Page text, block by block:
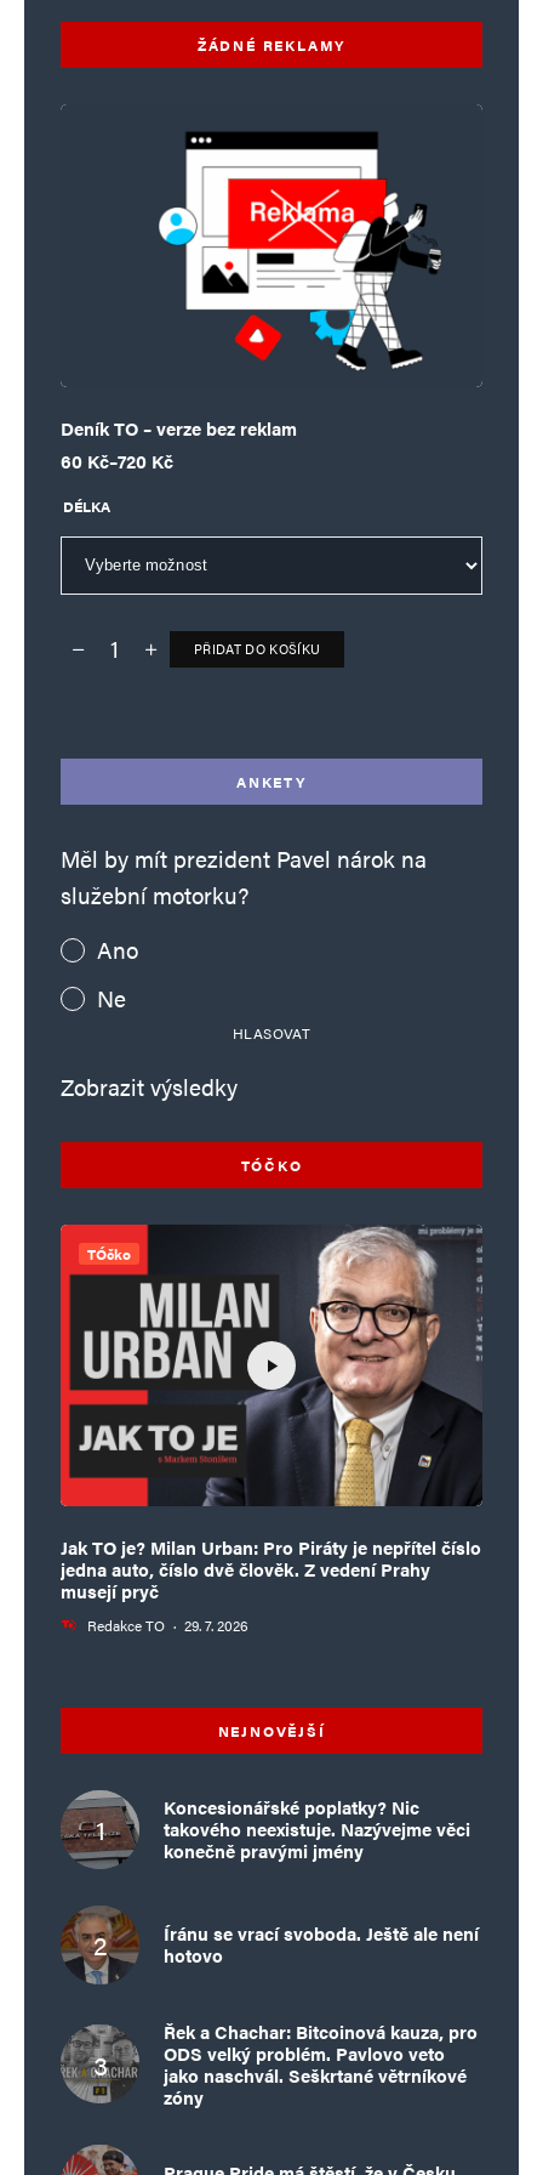
ŽÁDNÉ REKLAMY
Deník TO – verze bez reklam
60 Kč–720 Kč
Rozpětí cen: 60 Kč až 720 Kč
DÉLKA
Deník TO – verze bez reklam množství
PŘIDAT DO KOŠÍKU
ANKETY
Měl by mít prezident Pavel nárok na
služební motorku?
Ano
Ne
HLASOVAT
Zobrazit výsledky
TÓČKO
TÓčko
Jak TO je? Milan Urban: Pro Piráty je nepřítel číslo
jedna auto, číslo dvě člověk. Z vedení Prahy
musejí pryč
Redakce TO · 29. 7. 2026
NEJNOVĚJŠÍ
Koncesionářské poplatky? Nic
takového neexistuje. Nazývejme věci
konečně pravými jmény
Íránu se vrací svoboda. Ještě ale není
hotovo
Řek a Chachar: Bitcoinová kauza, pro
ODS velký problém. Pavlovo veto
jako naschvál. Seškrtané větrníkové
zóny